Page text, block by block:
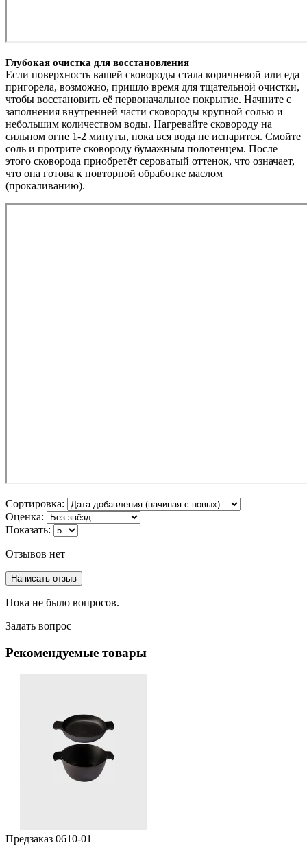
Глубокая очистка для восстановления
Если поверхность вашей сковороды стала коричневой или еда
пригорела, возможно, пришло время для тщательной очистки,
чтобы восстановить её первоначальное покрытие. Начните с
заполнения внутренней части сковороды крупной солью и
небольшим количеством воды. Нагревайте сковороду на
сильном огне 1-2 минуты, пока вся вода не испарится. Смойте
соль и протрите сковороду бумажным полотенцем. После
этого сковорода приобретёт сероватый оттенок, что означает,
что она готова к повторной обработке маслом
(прокаливанию).
Сортировка:
Оценка:
Показать:
Отзывов нет
Написать отзыв
Пока не было вопросов.
Задать вопрос
Рекомендуемые товары
Предзаказ 0610-01